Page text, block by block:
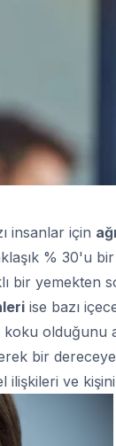
insanlar için
% 30'u
bir yemekten
ise bazı
koku
bir
ilişkileri ve